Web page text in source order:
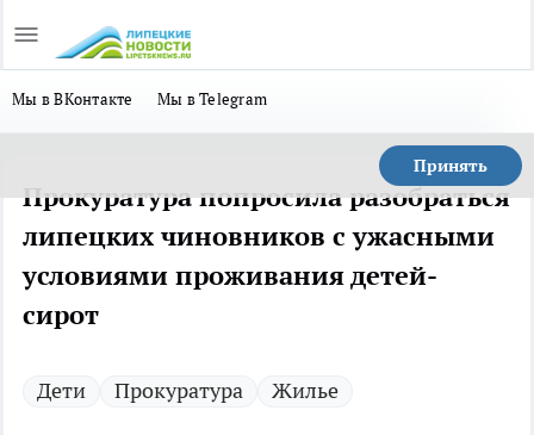
Мы в ВКонтакте Мы в Telegram
Принять
Прокуратура попросила разобраться
липецких чиновников с ужасными
условиями проживания детей-
сирот
Дети Прокуратура Жилье